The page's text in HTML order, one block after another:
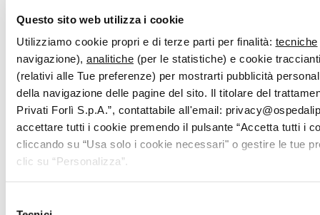
Questo sito web utilizza i cookie
Utilizziamo cookie propri e di terze parti per finalità: tecniche
navigazione), analitiche (per le statistiche) e cookie
(relativi alle Tue preferenze) per mostrarti pubblicità
della navigazione delle pagine del sito. Il titolare del
Privati Forlì S.p.A.”, contattabile all'email:
accettare tutti i cookie premendo il pulsante “Accetta tutti i
cliccando su “Usa solo i cookie necessari" o gestire le tue
clic su “Personalizza”.